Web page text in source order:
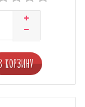
КОРЗИНУ